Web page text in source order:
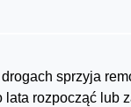
sprzyja
lata rozpocząć lub